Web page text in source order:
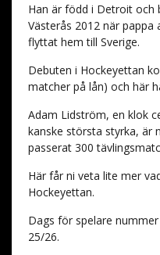
Han är född i Detroit och
Västerås 2012 när
flyttat hem till Sverige.
Debuten i Hockeyettan
matcher på lån) och här
Adam Lidström, en klok
kanske största styrka, är
passerat 300
Här får ni veta lite mer
Hockeyettan.
Dags för spelare
25/26.